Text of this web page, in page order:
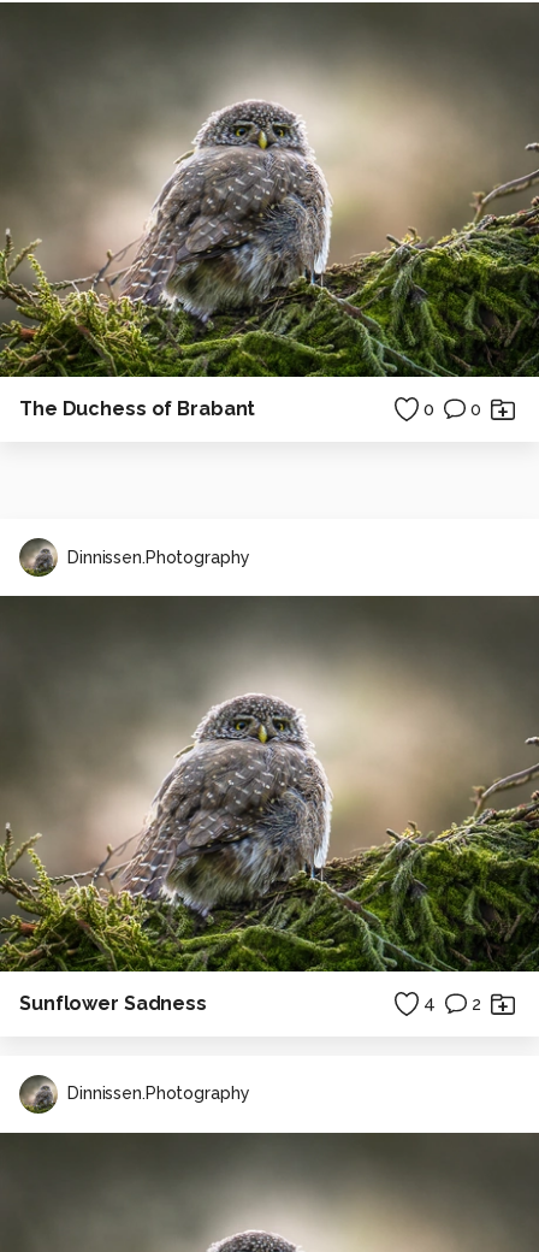
The Duchess of Brabant 0 0
Dinnissen.Photography
Sunflower Sadness 4 2
Dinnissen.Photography